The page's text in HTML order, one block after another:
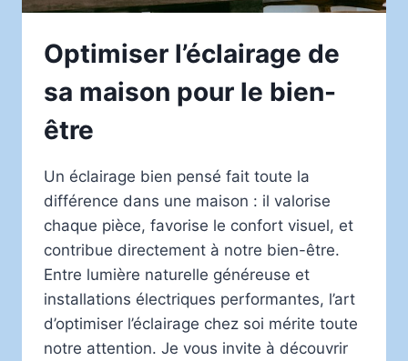
Optimiser l’éclairage de
sa maison pour le bien-
être
Un éclairage bien pensé fait toute la
différence dans une maison : il valorise
chaque pièce, favorise le confort visuel, et
contribue directement à notre bien-être.
Entre lumière naturelle généreuse et
installations électriques performantes, l’art
d’optimiser l’éclairage chez soi mérite toute
notre attention. Je vous invite à découvrir